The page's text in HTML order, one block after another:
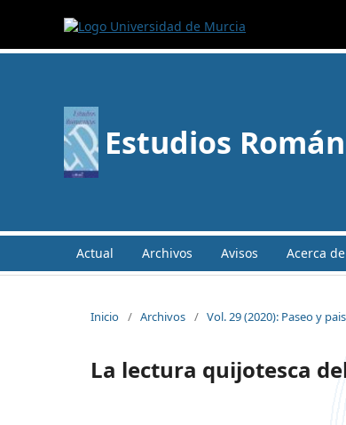
Estudios
Actual Archivos Avisos Acerca de
Inicio / Archivos / Vol. 29 (2020): Paseo y
La lectura quijotesca